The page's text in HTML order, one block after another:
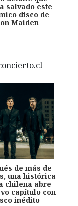
salvado este
disco de
Maiden
de más de
una histórica
chilena abre
capítulo con
inédito